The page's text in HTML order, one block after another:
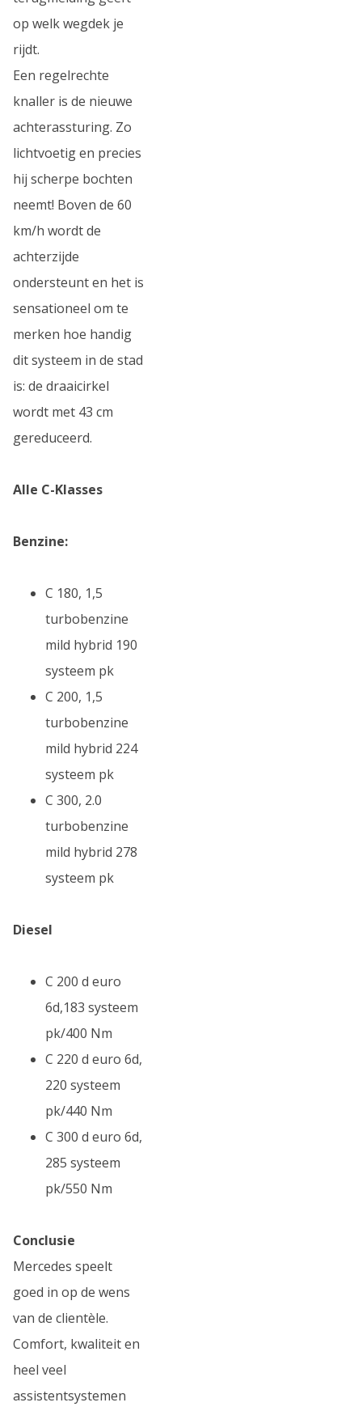
op welk wegdek je
rijdt.
Een regelrechte
knaller is de nieuwe
achterassturing. Zo
lichtvoetig en precies
hij scherpe bochten
neemt! Boven de 60
km/h wordt de
achterzijde
ondersteunt en het is
sensationeel om te
merken hoe handig
dit systeem in de stad
is: de draaicirkel
wordt met 43 cm
gereduceerd.
Alle C-Klasses
Benzine:
C 180, 1,5
turbobenzine
mild hybrid 190
systeem pk
C 200, 1,5
turbobenzine
mild hybrid 224
systeem pk
C 300, 2.0
turbobenzine
mild hybrid 278
systeem pk
Diesel
C 200 d euro
6d,183 systeem
pk/400 Nm
C 220 d euro 6d,
220 systeem
pk/440 Nm
C 300 d euro 6d,
285 systeem
pk/550 Nm
Conclusie
Mercedes speelt
goed in op de wens
van de clientèle.
Comfort, kwaliteit en
heel veel
assistentsystemen